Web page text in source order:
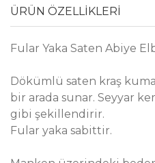
ÜRÜN ÖZELLİKLERİ
Fular Yaka Saten Abiye
Dökümlü saten kraş
bir arada sunar. Seyyar
gibi şekillendirir.
Fular yaka sabittir.